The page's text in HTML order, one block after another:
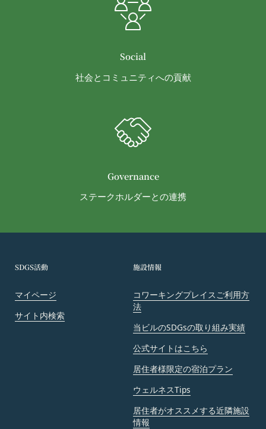
Social
社会とコミュニティへの貢献
Governance
ステークホルダーとの連携
SDGS活動
マイページ
サイト内検索
施設情報
コワーキングプレイスご利用方
法
当ビルのSDGsの取り組み実績
公式サイトはこちら
居住者様限定の宿泊プラン
ウェルネスTips
居住者がオススメする近隣施設
情報
前項にかかわらず、会員は当社に対し、提供物に関
可能かつ譲渡可能な使用、複製、配布、派生著作物
す。）に関する権利を付与するものとします。
の権利を侵害していないことについて保証するもの
または使用許諾を受けた第三者に対して、著作者人
を行うことができるものとし、会員はこれに同意す
当社は、前項に定める通知を書面の送付、電子メー
ルの送信によって行う場合、会員が申込時（変更手
続きを行った場合は、当該変更時とします。）に届
け出た連絡先に対して通知を行えば足りるものと
当社は、本条第１項の通知を当社ウェブサイト上に
おける掲示の方法によって行う場合、当該通知が当
社ウェブサイト上に掲示され、会員が当社ウェブサ